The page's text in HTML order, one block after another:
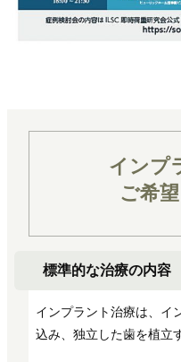
インプ
ご希
標準的な治療の内容
インプラント治療は、イ
込み、独立した歯を植立